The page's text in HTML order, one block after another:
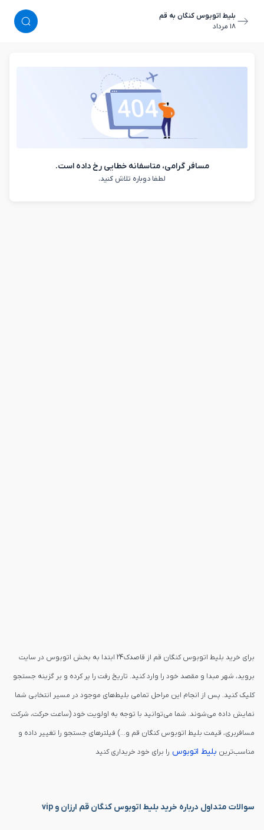
بلیط اتوبوس کنگان به قم
١٨ مرداد
مسافر گرامی، متاسفانه خطایی رخ داده است.
لطفا دوباره تلاش کنید.
برای خرید بلیط اتوبوس کنگان قم از قاصدک24 ابتدا به بخش اتوبوس در سایت
بروید، شهر مبدا و مقصد خود را وارد کنید. تاریخ رفت را پر کرده و بر گزینه جستجو
کلیک کنید. پس از انجام این مراحل تمامی بلیط‌های موجود در مسیر انتخابی شما
نمایش داده می‌شوند. شما می‌توانید با توجه به اولویت خود (ساعت حرکت، شرکت
مسافربری، قیمت بلیط اتوبوس کنگان قم و...) فیلترهای جستجو را تغییر داده و
مناسب‌ترین بلیط اتوبوس را برای خود خریداری کنید
سوالات متداول درباره خرید بلیط اتوبوس کنگان قم ارزان و vip